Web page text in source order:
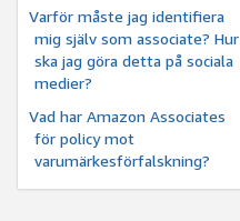
Varför måste jag identifiera
mig själv som associate? Hur
ska jag göra detta på sociala
medier?
Vad har Amazon Associates
för policy mot
varumärkesförfalskning?